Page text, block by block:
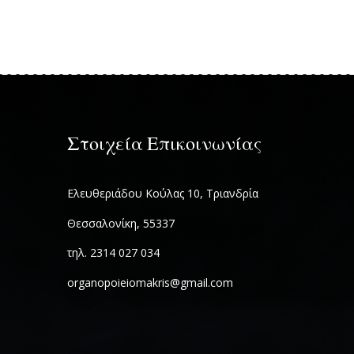
Στοιχεία Επικοινωνίας
Ελευθεριάδου Κούλας 10, Τριανδρία
Θεσσαλονίκη, 55337
τηλ. 2314 027 034
organopoieiomakris@gmail.com